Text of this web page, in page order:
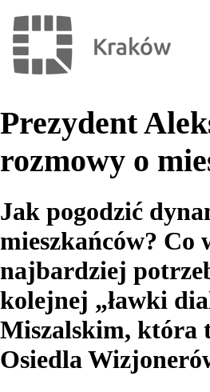
Prezydent
rozmowy o
Jak pogodzić
mieszkańców? Co
najbardziej
kolejnej „ławki
Miszalskim, która
Osiedla